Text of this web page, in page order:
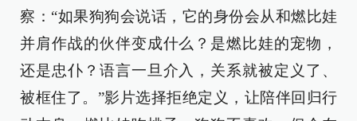
察：“如果狗狗会说话，它的身份会从和燃比娃
并肩作战的伙伴变成什么？是燃比娃的宠物，
还是忠仆？语言一旦介入，关系就被定义了、
被框住了。”影片选择拒绝定义，让陪伴回归行